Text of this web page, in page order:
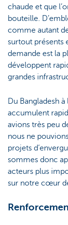
chaude et que
bouteille.
comme autant
surtout présents
demande est la
développent
grandes
Du Bangladesh
accumulent
avions très peu
nous ne
projets
sommes donc
acteurs plus
sur notre cœur